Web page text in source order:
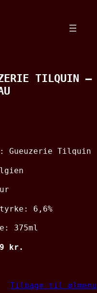
TILQUIN –
Gueuzerie Tilquin
6,6%
375ml
kr.
Tilbage til ølmenu